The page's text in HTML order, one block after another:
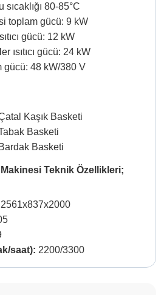
80-85°C
toplam gücü: 9 kW
gücü: 12 kW
ısıtıcı gücü: 24 kW
gücü: 48 kW/380 V
Kaşık Basketi
Basketi
Basketi
Teknik Özellikleri;
2561x837x2000
saat): 2200/3300